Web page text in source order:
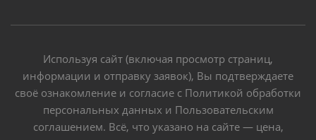
Используя сайт (включая просмотр страниц,
информации и отправку заявок), Вы подтверждаете
своё ознакомление и согласие с Политикой обработки
персональных данных и Пользовательским
соглашением. Всё, что указано на сайте — цена,